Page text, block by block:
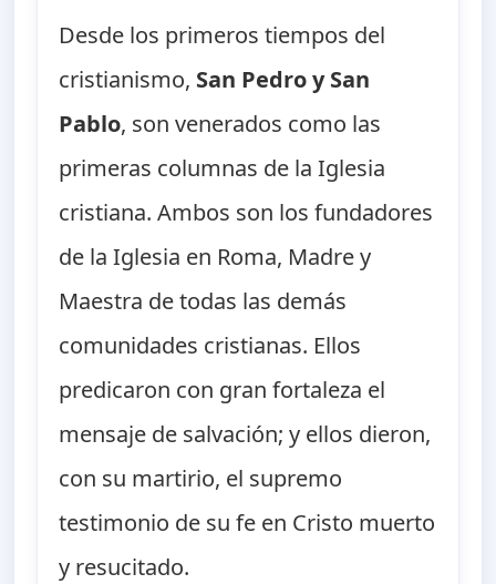
Desde los primeros tiempos del
cristianismo, San Pedro y San
Pablo, son venerados como las
primeras columnas de la Iglesia
cristiana. Ambos son los fundadores
de la Iglesia en Roma, Madre y
Maestra de todas las demás
comunidades cristianas. Ellos
predicaron con gran fortaleza el
mensaje de salvación; y ellos dieron,
con su martirio, el supremo
testimonio de su fe en Cristo muerto
y resucitado.